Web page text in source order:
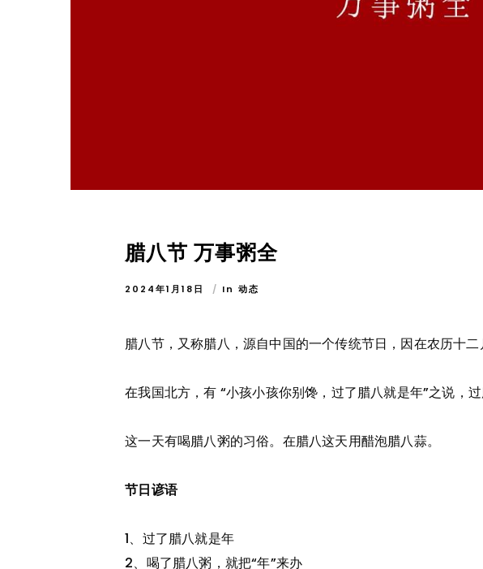
腊八节 万事粥全
2024年1月18日 In动态
腊八节，又称腊八，源自中国的一个传统节日，因在农历十二
在我国北方，有 “小孩小孩你别馋，过了腊八就是年”之说，
这一天有喝腊八粥的习俗。在腊八这天用醋泡腊八蒜。
节日谚语
1、过了腊八就是年
2、喝了腊八粥，就把“年”来办